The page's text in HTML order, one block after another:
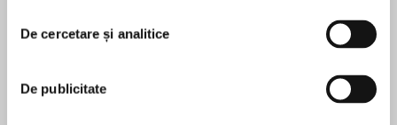
De cercetare și analitice
De publicitate
energía y la moral de la organización. ¿Quién, o
qué, está matando el cambio? Eso es lo que vas
misterio. La historia presenta al Agente Mike
Ken Blanchard is the founder and Chairman of The